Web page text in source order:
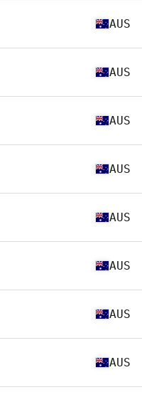
AUS
AUS
AUS
AUS
AUS
AUS
AUS
AUS